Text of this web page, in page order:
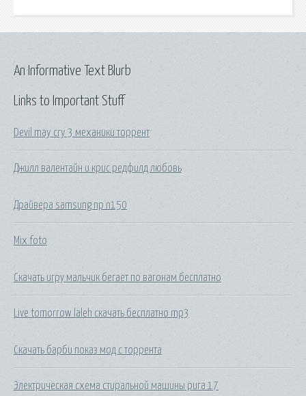
Links to Important Stuff
Devil may cry 3 механики торрент
Джилл валентайн и крис редфилд любовь
Драйвера samsung np n150
Mix foto
Скачать игру мальчик бегает по вагонам бесплатно
Live tomorrow laleh скачать бесплатно mp3
Скачать барби показ мод с торрента
Электрическая схема стиральной машины рига 17
An Informative Text Blurb